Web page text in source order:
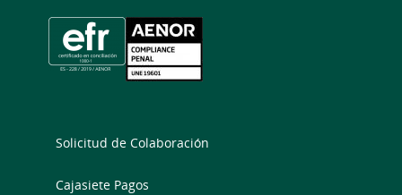
Solicitud de Colaboración
Cajasiete Pagos